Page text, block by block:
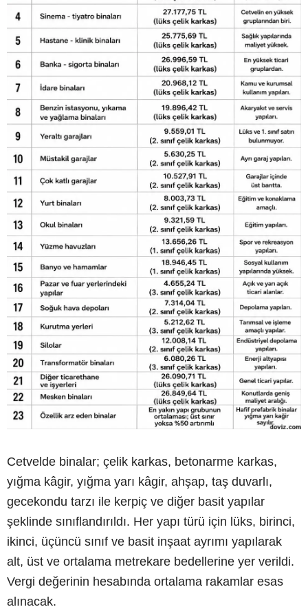
Cetvelde binalar; çelik karkas, betonarme karkas,
yığma kâgir, yığma yarı kâgir, ahşap, taş duvarlı,
gecekondu tarzı ile kerpiç ve diğer basit yapılar
şeklinde sınıflandırıldı. Her yapı türü için lüks, birinci,
ikinci, üçüncü sınıf ve basit inşaat ayrımı yapılarak
alt, üst ve ortalama metrekare bedellerine yer verildi.
Vergi değerinin hesabında ortalama rakamlar esas
alınacak.